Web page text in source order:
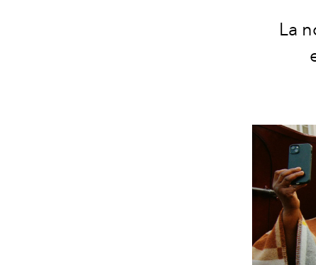
La